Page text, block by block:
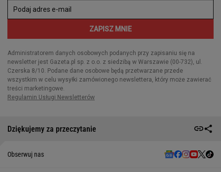
Dziękujemy za przeczytanie
Obserwuj nas